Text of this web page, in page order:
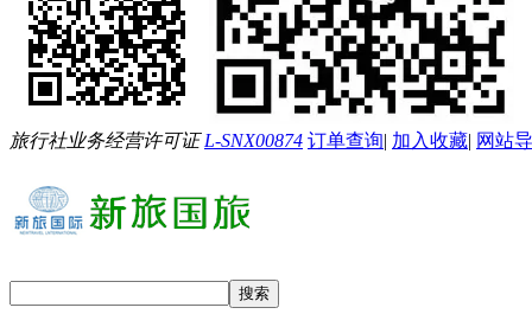
旅行社业务经营许可证L-SNX00874 订单查询| 加入收藏| 网站